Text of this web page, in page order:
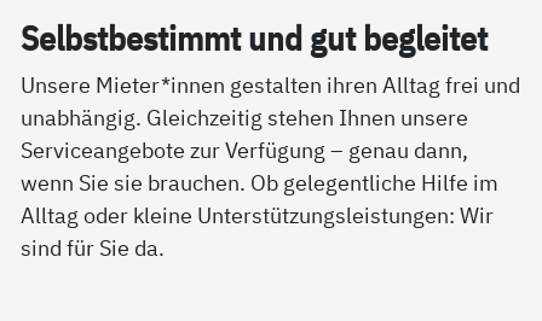
Selbst­be­stimmt und gut be­g­lei­tet
Unsere Mieter*innen gestalten ihren Alltag frei und
unabhängig. Gleichzeitig stehen Ihnen unsere
Serviceangebote zur Verfügung – genau dann,
wenn Sie sie brauchen. Ob gelegentliche Hilfe im
Alltag oder kleine Unterstützungsleistungen: Wir
sind für Sie da.